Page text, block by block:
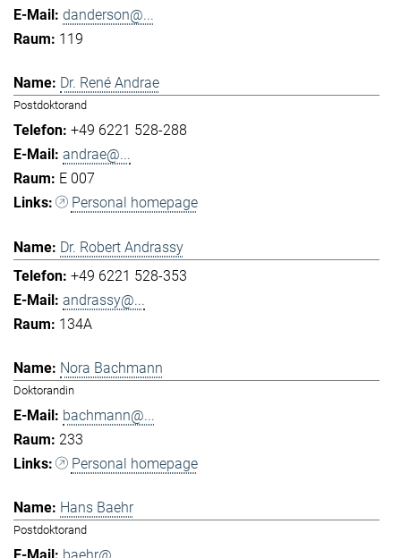
danderson@...
119
Dr. René Andrae
Postdoktorand
+49 6221 528-288
andrae@...
E 007
Personal homepage
Dr. Robert Andrassy
+49 6221 528-353
andrassy@...
134A
Nora Bachmann
Doktorandin
bachmann@...
233
Personal homepage
Hans Baehr
Postdoktorand